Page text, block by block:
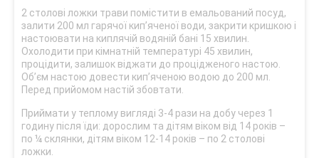
2 столові ложки трави помістити в емальований посуд,
залити 200 мл гарячої кип’яченої води, закрити кришкою і
настоювати на киплячій водяній бані 15 хвилин.
Охолодити при кімнатній температурі 45 хвилин,
процідити, залишок віджати до процідженого настою.
Об’єм настою довести кип’яченою водою до 200 мл.
Перед прийомом настій збовтати.
Приймати у теплому вигляді 3-4 рази на добу через 1
годину після їди: дорослим та дітям віком від 14 років –
по ¼ склянки, дітям віком 12-14 років – по 2 столові
ложки.